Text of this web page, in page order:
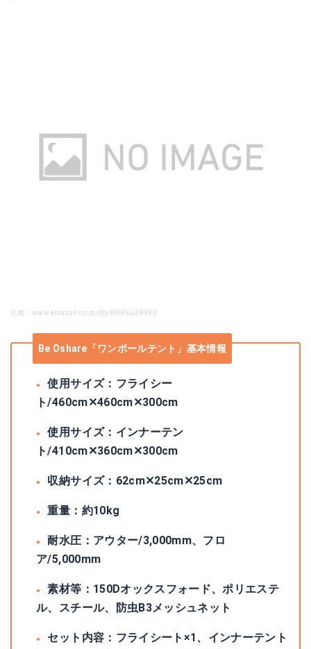
出典：www.amazon.co.jp/dp/B095GZ89XD
Be Oshare「ワンポールテント」基本情報
使用サイズ：フライシー
ト/460cm✕460cm✕300cm
使用サイズ：インナーテン
ト/410cm✕360cm✕300cm
収納サイズ：62cm✕25cm✕25cm
重量：約10kg
耐水圧：アウター/3,000mm、フロ
ア/5,000mm
素材等：150Dオックスフォード、ポリエステ
ル、スチール、防虫B3メッシュネット
セット内容：フライシート×1、インナーテント